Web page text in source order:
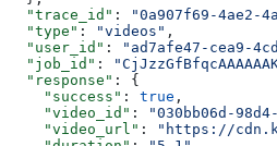
  "trace_id"
: "0a907f69-4ae2-
  "type"
: "videos" ,
  "user_id"
: "ad7afe47-cea9-
  "job_id"
:
  "response"
: {
    "success"
: true ,
    "video_id"
: "030bb06d-
    "video_url"
:
"https://